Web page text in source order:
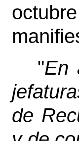
"En
de